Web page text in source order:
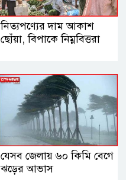
নিত্যপণ্যের দাম আকাশ
ছোঁয়া, বিপাকে নিম্নবিত্তরা
যেসব জেলায় ৬০ কিমি বেগে
ঝড়ের আভাস